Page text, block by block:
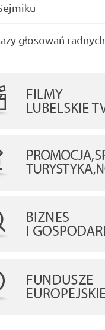
głosowań radnych